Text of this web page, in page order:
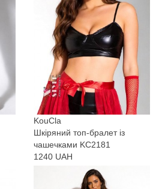
KouCla
Шкіряний топ-бралет із
чашечками KC2181
1240 UAH